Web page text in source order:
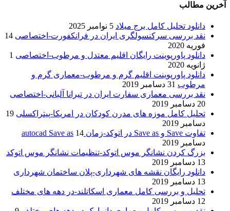
آخرین مطالب
دانلود تحلیل کامل برج میلاد 5 نوامبر 2025
نقد بررسی سرکنسولگری ایران در فرانکفورت-اختصاصی 14
فوریه 2020
دانلود پاورپوینت رایگان اقلیم معتدل و مرطوب-اختصاصی 1
ژانویه 2020
دانلود پاورپوینت اقلیم گرم و مرطوب-معماری گرم و
مرطوب 31 دسامبر 2019
نقد بررسی معماری سفارت ایران در تیرانا آلبانی-اختصاصی
20 دسامبر 2019
تحلیل کامل موزه های مدرن کودکان در امریکا-پیتراکسلی 19
دسامبر 2019
تفاوت Save و Save as در اتوکد-زمان autocad Save as
14
دسامبر 2019
بزرگ کردن نشانگر موس اتوکد-تنظیمات نشانگر موس اتوکد
13 دسامبر 2019
دانلود رایگان نقشه های شهرداری-پلان ساختمان شهرداری
13 دسامبر 2019
تحلیل و بررسی کامل معماری اسکاتلند-در دهه های مختلف
12 دسامبر 2019